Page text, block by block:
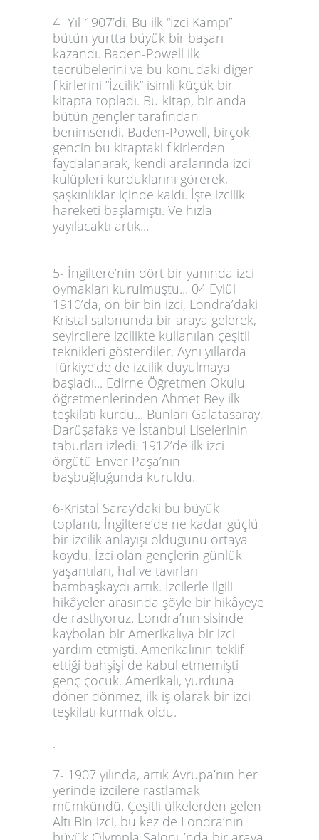
4- Yıl 1907’di. Bu ilk “İzci Kampı”
bütün yurtta büyük bir başarı
kazandı. Baden-Powell ilk
tecrübelerini ve bu konudaki diğer
fikirlerini “İzcilik” isimli küçük bir
kitapta topladı. Bu kitap, bir anda
bütün gençler tarafından
benimsendi. Baden-Powell, birçok
gencin bu kitaptaki fikirlerden
faydalanarak, kendi aralarında izci
kulüpleri kurduklarını görerek,
şaşkınlıklar içinde kaldı. İşte izcilik
hareketi başlamıştı. Ve hızla
yayılacaktı artık...
5- İngiltere’nin dört bir yanında izci
oymakları kurulmuştu... 04 Eylül
1910’da, on bir bin izci, Londra’daki
Kristal salonunda bir araya gelerek,
seyircilere izcilikte kullanılan çeşitli
teknikleri gösterdiler. Aynı yıllarda
Türkiye’de de izcilik duyulmaya
başladı... Edirne Öğretmen Okulu
öğretmenlerinden Ahmet Bey ilk
teşkilatı kurdu... Bunları Galatasaray,
Darüşafaka ve İstanbul Liselerinin
taburları izledi. 1912’de ilk izci
örgütü Enver Paşa’nın
başbuğluğunda kuruldu.
6-Kristal Saray’daki bu büyük
toplantı, İngiltere’de ne kadar güçlü
bir izcilik anlayışı olduğunu ortaya
koydu. İzci olan gençlerin günlük
yaşantıları, hal ve tavırları
bambaşkaydı artık. İzcilerle ilgili
hikâyeler arasında şöyle bir hikâyeye
de rastlıyoruz. Londra’nın sisinde
kaybolan bir Amerikalıya bir izci
yardım etmişti. Amerikalının teklif
ettiği bahşişi de kabul etmemişti
genç çocuk. Amerikalı, yurduna
döner dönmez, ilk iş olarak bir izci
teşkilatı kurmak oldu.
.
7- 1907 yılında, artık Avrupa’nın her
yerinde izcilere rastlamak
mümkündü. Çeşitli ülkelerden gelen
Altı Bin izci, bu kez de Londra’nın